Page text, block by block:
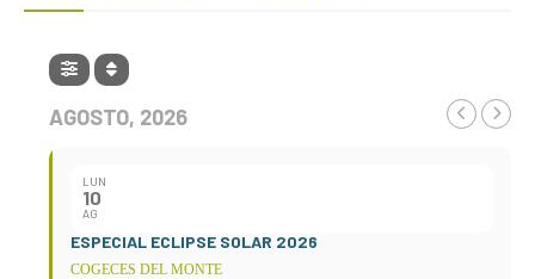
AGOSTO, 2026
LUN
10
AG
ESPECIAL ECLIPSE SOLAR 2026
COGECES DEL MONTE